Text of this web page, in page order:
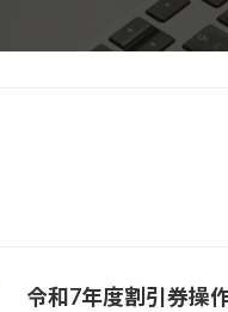
令和7年度割引券操